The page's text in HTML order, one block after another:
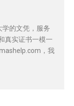
的文凭，服务
真实证书一模一
，我